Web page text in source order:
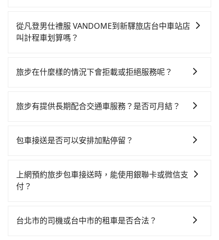
16分鐘。抵達高鐵站後，步行進站、現場購票並於月台
排隊的時間約25分鐘，再乘坐47~66分鐘（平均57分）
花32分鐘、車費400元後，抵達新驛旅店台中車站店 (台
元。但如果全程使用tripool並到府專車接送，則每人平
額外浪費21分鐘在轉乘與等車上，現在還不馬上來預約
時不需要閉目養神（因為要自己開車），最重要的是你
當天就要來回，那在台北路邊可隨租隨借的iRent應該是
男仕禮服 VANDOME到新驛旅店台中車站店的花費預估
小時40元路邊停車費用預估進去，但額外的汽車保險與
較差的車款，如果人數超過四位，更是沒有較大的七人
撞凹的車門仍未被修理，每一次租車都好像在開樂透一
樣。另外，偶爾也會遇到明明已經預約了時間但上一位
小的風險。最後，雖然路邊隨租隨還看似方便，但實際
從凡登男仕禮服 VANDOME到新驛旅店台中車站店
叫計程車划算嗎？
灣大車隊、Uber、Line Taxi、Yoxi等，如果在路邊攔不
程跳錶計算，價格約為4,240~5,100元間，但如改預約
驛旅店台中車站店的最佳選擇。
旅步在什麼樣的情況下會拒載或拒絕服務呢？
原因，司機有權拒絕服務： 1) 當日搭車人數或行李超過
同行，卻無自備或加購兒童座椅。提醒您，為了保護孩
避免影響行車安全，請您務將寵物置入提籠或提袋內。
旅步有提供長期配合交通車服務？是否可月結？
booking@tripool.app聯繫我們，我們的專人將協助回
包車接送是否可以安排加點停留？
時設置加點停留，我們會根據您的需求安排路線。
上網預約旅步包車接送時，能使用銀聯卡或微信支
付？
種付款方式，其他付款方式目前暫時不支援。
台北市的司機或台中市的租車是否合法？